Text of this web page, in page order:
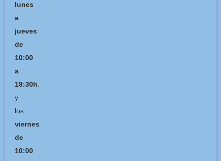
lunes
a
jueves
de
10:00
a
19:30h.
y
los
viernes
de
10:00